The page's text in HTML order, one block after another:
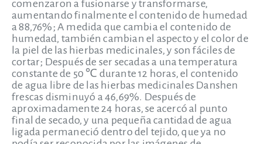
comenzaron a fusionarse y transformarse,
aumentando finalmente el contenido de humedad
a 88,76%; A medida que cambia el contenido de
humedad, también cambian el aspecto y el color de
la piel de las hierbas medicinales, y son fáciles de
cortar; Después de ser secadas a una temperatura
constante de 50 ℃ durante 12 horas, el contenido
de agua libre de las hierbas medicinales Danshen
frescas disminuyó a 46,69%. Después de
aproximadamente 24 horas, se acercó al punto
final de secado, y una pequeña cantidad de agua
ligada permaneció dentro del tejido, que ya no